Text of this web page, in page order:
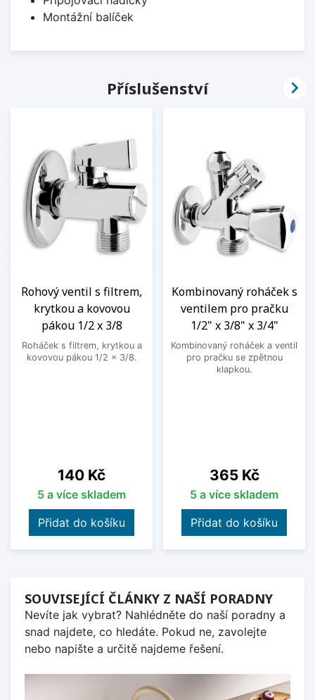
Montážní balíček
Příslušenství
Rohový ventil s filtrem,
krytkou a kovovou
pákou 1/2 x 3/8
Roháček s filtrem, krytkou a
kovovou pákou 1/2 x 3/8.
Cena
140 Kč
5 a více skladem
Přidat do košíku
Kombinovaný roháček s
ventilem pro pračku
1/2" x 3/8" x 3/4"
Kombinovaný roháček a ventil
pro pračku se zpětnou
klapkou.
Cena
365 Kč
5 a více skladem
Přidat do košíku

SOUVISEJÍCÍ ČLÁNKY Z NAŠÍ PORADNY
Nevíte jak vybrat? Nahlédněte do naší poradny a
snad najdete, co hledáte. Pokud ne, zavolejte
nebo napište a určitě najdeme řešení.